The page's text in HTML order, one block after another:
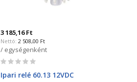
3 185,16 Ft
2 508,00 Ft
/ egységenként
Rating:
Ipari relé 60.13 12VDC